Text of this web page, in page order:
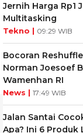
Jernih Harga Rp1
Multitasking
Tekno | 09:29 WIB
Bocoran
Norman Joesoef
Wamenhan RI
News | 17:49 WIB
Jalan Santai
Apa? Ini 6 Produk